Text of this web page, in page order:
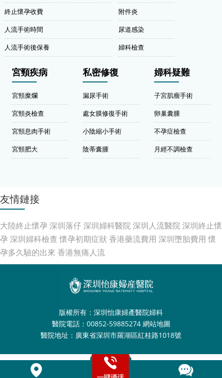
終止懷孕收費
人流手術時間
人流手術後保養
附件炎
尿道感染
婦科檢查
宮頸疾病
宮頸糜爛
宮頸炎檢查
宮頸息肉手術
宮頸肥大
私密修復
漏尿手術
處女膜修復手術
小陰縮小手術
陰蒂囊腫
婦科疑難
子宮肌瘤手術
卵巢囊腫
不孕症檢查
月經不調檢查
友情鏈接
大陸終止懷孕 深圳落仔深圳婦科醫院深圳人流醫院深圳終止懷
孕 深圳婦科檢查 懷孕初期症狀 香港藥流費用 深圳墮胎費用 懷
孕多久驗的出來 香港無痛人流
版權所有：深圳怡康婦產醫院婦科
醫院電話：00852-59885274 網站地圖
醫院地址：廣東省深圳市羅湖區紅桂路1018號